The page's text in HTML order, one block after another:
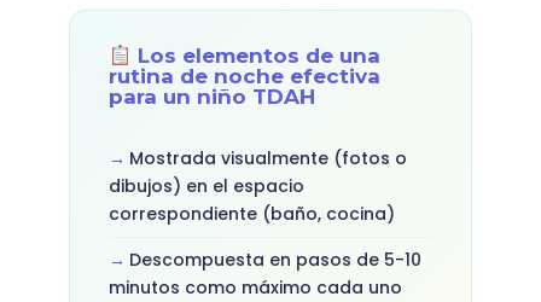
Los elementos de una
rutina de noche efectiva
para un niño TDAH
Mostrada visualmente (fotos o
dibujos) en el espacio
correspondiente (baño, cocina)
Descompuesta en pasos de 5-10
minutos como máximo cada uno